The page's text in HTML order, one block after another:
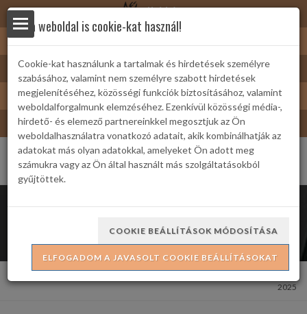
Nyírbátor
Nyírbátor/Barát kártya
Turizmus
Bátor Televízió
Gyermek bérlet 2024-2025
2025
Ez a weboldal is cookie-kat használ!
Cookie-kat használunk a tartalmak és hirdetések személyre
szabásához, valamint nem személyre szabott hirdetések
megjelenítéséhez, közösségi funkciók biztosításához, valamint
weboldalforgalmunk elemzéséhez. Ezenkívül közösségi média-,
hirdető- és elemező partnereinkkel megosztjuk az Ön
weboldalhasználatra vonatkozó adatait, akik kombinálhatják az
adatokat más olyan adatokkal, amelyeket Ön adott meg
számukra vagy az Ön által használt más szolgáltatásokból
gyűjtöttek.
COOKIE BEÁLLÍTÁSOK MÓDOSÍTÁSA
ELFOGADOM A JAVASOLT COOKIE BEÁLLÍTÁSOKAT